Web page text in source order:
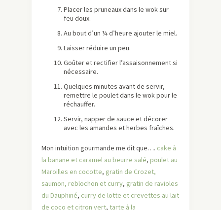
Placer les pruneaux dans le wok sur
feu doux.
Au bout d’un ¼ d’heure ajouter le miel.
Laisser réduire un peu.
Goûter et rectifier l’assaisonnement si
nécessaire.
Quelques minutes avant de servir,
remettre le poulet dans le wok pour le
réchauffer.
Servir, napper de sauce et décorer
avec les amandes et herbes fraîches.
Mon intuition gourmande me dit que…. cake à
la banane et caramel au beurre salé, poulet au
Maroilles en cocotte, gratin de Crozet,
saumon, reblochon et curry, gratin de ravioles
du Dauphiné, curry de lotte et crevettes au lait
de coco et citron vert, tarte à la